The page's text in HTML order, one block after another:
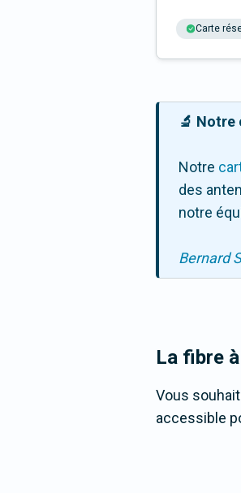
Carte
🔬 Notre
Notre
des
notre
Bernard
La fibre
Vous
accessible